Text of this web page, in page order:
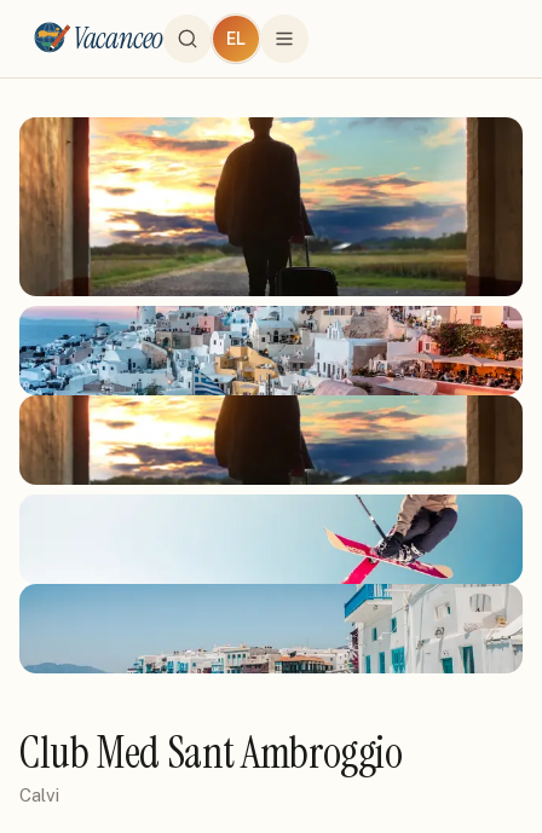
Vacanceo EL
Club Med Sant Ambroggio
Calvi